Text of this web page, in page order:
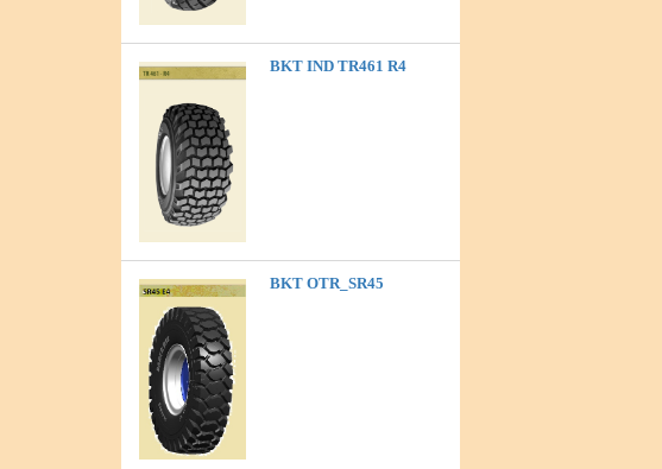
BKT IND TR461 R4
BKT OTR_SR45